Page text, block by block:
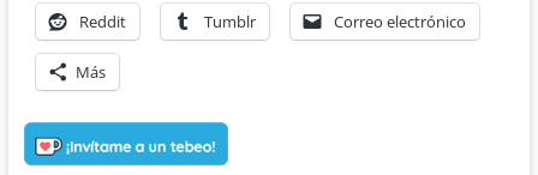
Reddit Tumblr Correo electrónico
Más